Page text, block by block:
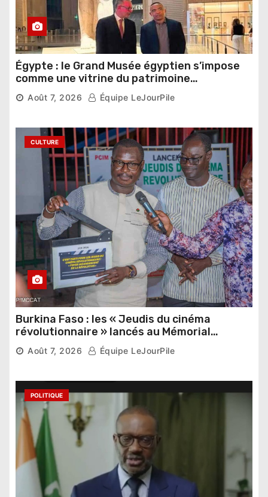
Égypte : le Grand Musée égyptien s’impose
comme une vitrine du patrimoine
pharaonique auprès des dirigeants
étrangers
Août 7, 2026 Équipe LeJourPile
CULTURE
Burkina Faso : les « Jeudis du cinéma
révolutionnaire » lancés au Mémorial
Thomas Sankara
Août 7, 2026 Équipe LeJourPile
POLITIQUE